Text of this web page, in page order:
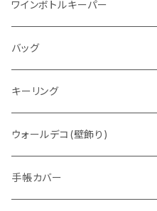
番外編"Wave"
通常盤
ワインボトルキーパー
バッグ
トートバッグ
ウォレットバッグ
キーリング
ウォールデコ(壁飾り)
手帳カバー